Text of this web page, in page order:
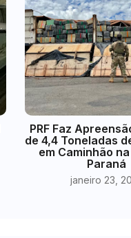
PRF Faz
de 4,4 Toneladas
em Caminhão
Paraná
janeiro 23,